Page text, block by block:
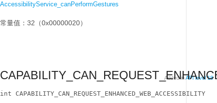
AccessibilityService_canPerformGestures
常量值：32（0x00000020）
Added inAPI level 18
int CAPABILITY_CAN_REQUEST_ENHANCED_WEB_ACCESSIBILITY